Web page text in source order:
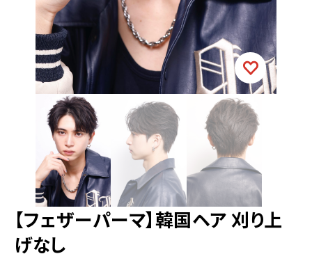
【フェザーパーマ】韓国ヘア 刈り上
げなし